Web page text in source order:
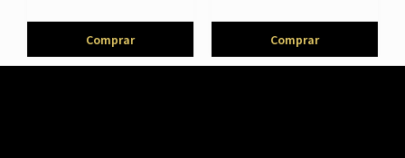
Comprar Comprar